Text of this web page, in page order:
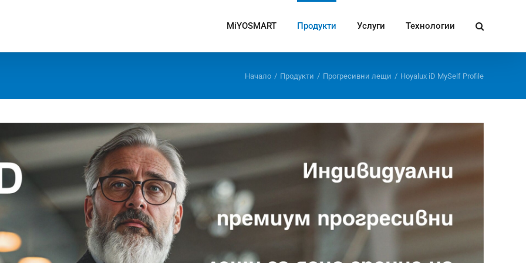
MiYOSMART Продукти Услуги Технологии
Начало / Продукти / Прогресивни лещи / Hoyalux iD MySelf Profile